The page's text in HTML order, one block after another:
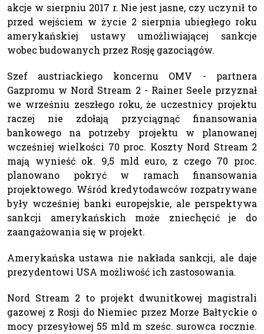
akcje w sierpniu 2017 r. Nie jest jasne, czy uczynił to
przed wejściem w życie 2 sierpnia ubiegłego roku
amerykańskiej ustawy umożliwiającej sankcje
wobec budowanych przez Rosję gazociągów.
Szef austriackiego koncernu OMV - partnera
Gazpromu w Nord Stream 2 - Rainer Seele przyznał
we wrześniu zeszłego roku, że uczestnicy projektu
raczej nie zdołają przyciągnąć finansowania
bankowego na potrzeby projektu w planowanej
wcześniej wielkości 70 proc. Koszty Nord Stream 2
mają wynieść ok. 9,5 mld euro, z czego 70 proc.
planowano pokryć w ramach finansowania
projektowego. Wśród kredytodawców rozpatrywane
były wcześniej banki europejskie, ale perspektywa
sankcji amerykańskich może zniechęcić je do
zaangażowania się w projekt.
Amerykańska ustawa nie nakłada sankcji, ale daje
prezydentowi USA możliwość ich zastosowania.
Nord Stream 2 to projekt dwunitkowej magistrali
gazowej z Rosji do Niemiec przez Morze Bałtyckie o
mocy przesyłowej 55 mld m sześc. surowca rocznie.